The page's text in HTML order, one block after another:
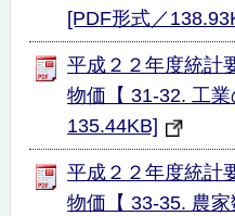
[PDF形式／
平成２２年度統計
物価【 31-32. 工
135.44KB]
平成２２年度統計
物価【 33-35. 農